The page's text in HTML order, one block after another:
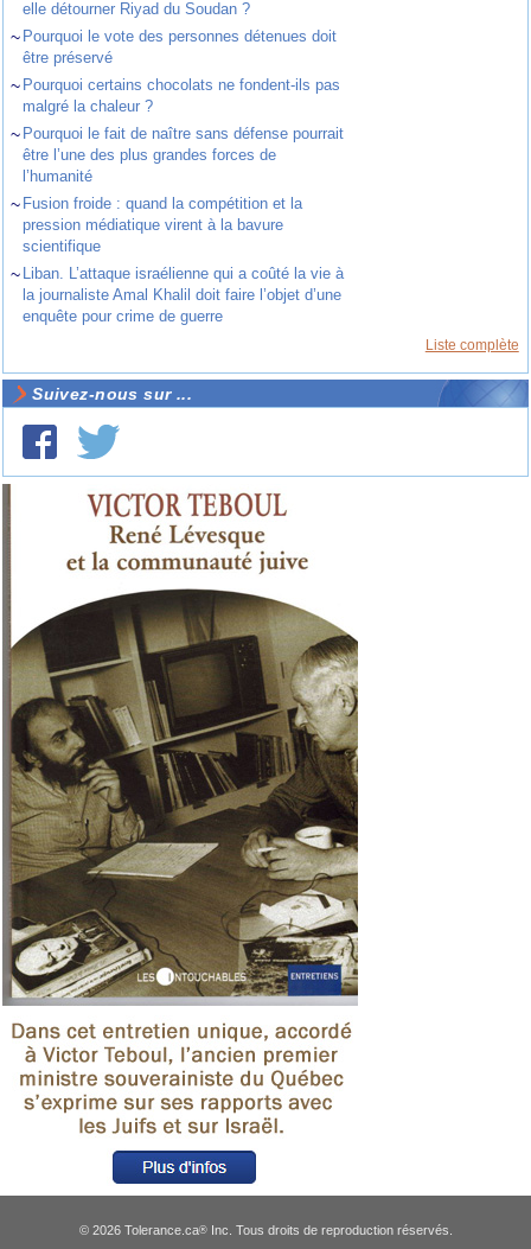
elle détourner Riyad du Soudan ?
~ Pourquoi le vote des personnes détenues doit
être préservé
~ Pourquoi certains chocolats ne fondent-ils pas
malgré la chaleur ?
~ Pourquoi le fait de naître sans défense pourrait
être l’une des plus grandes forces de
l’humanité
~ Fusion froide : quand la compétition et la
pression médiatique virent à la bavure
scientifique
~ Liban. L’attaque israélienne qui a coûté la vie à
la journaliste Amal Khalil doit faire l’objet d’une
enquête pour crime de guerre
Liste complète
Suivez-nous sur ...
© 2026 Tolerance.ca®Inc. Tous droits de reproduction réservés.